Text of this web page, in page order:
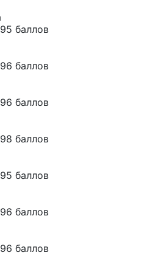
95 баллов
96 баллов
96 баллов
98 баллов
95 баллов
96 баллов
96 баллов